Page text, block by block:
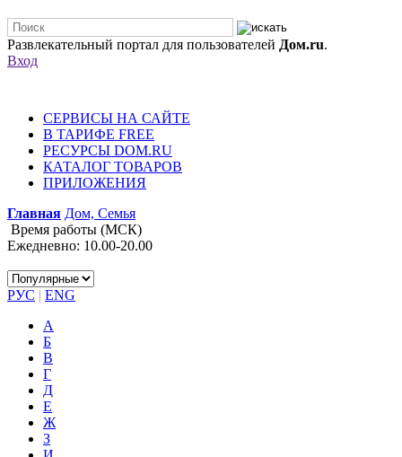
Развлекательный портал для пользователей Дом.ru.
Вход
СЕРВИСЫ НА САЙТЕ
В ТАРИФЕ FREE
РЕСУРСЫ DOM.RU
КАТАЛОГ ТОВАРОВ
ПРИЛОЖЕНИЯ
Главная Дом, Семья
Время работы (МСК)
Ежедневно: 10.00-20.00
РУС | ENG
А
Б
В
Г
Д
Е
Ж
З